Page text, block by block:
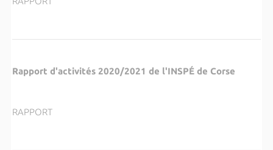
Rapport d'activités 2020/2021 de l'INSPÉde Corse
RAPPORT